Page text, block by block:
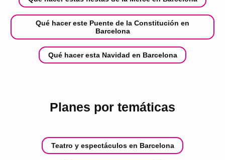
Qué hacer este Puente de la Constitución en
Barcelona
Qué hacer esta Navidad en Barcelona
Planes por temáticas
Teatro y espectáculos en Barcelona